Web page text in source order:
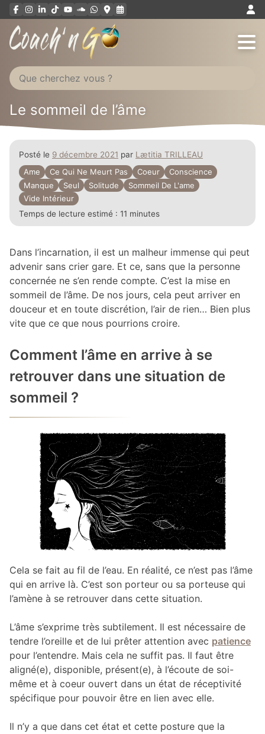
Aller
au
Le sommeil de l’âme
Posté le 9 décembre 2021 par Lætitia TRILLEAU
Ame
Ce Qui Ne Meurt Pas Coeur
Conscience
Manque
Seul Solitude
Sommeil De L'ame
Vide Intérieur
Temps de lecture estimé : 11 minutes
Dans l’incarnation, il est un malheur immense qui peut
advenir sans crier gare. Et ce, sans que la personne
concernée ne s’en rende compte. C’est la mise en
sommeil de l’âme. De nos jours, cela peut arriver en
douceur et en toute discrétion, l’air de rien… Bien plus
vite que ce que nous pourrions croire.
Comment l’âme en arrive à se
retrouver dans une situation de
sommeil ?
Cela se fait au fil de l’eau. En réalité, ce n’est pas l’âme
qui en arrive là. C’est son porteur ou sa porteuse qui
l’amène à se retrouver dans cette situation.
L’âme s’exprime très subtilement. Il est nécessaire de
tendre l’oreille et de lui prêter attention avec patience
pour l’entendre. Mais cela ne suffit pas. Il faut être
aligné(e), disponible, présent(e), à l’écoute de soi-
même et à coeur ouvert dans un état de réceptivité
spécifique pour pouvoir être en lien avec elle.
Il n’y a que dans cet état et cette posture que la